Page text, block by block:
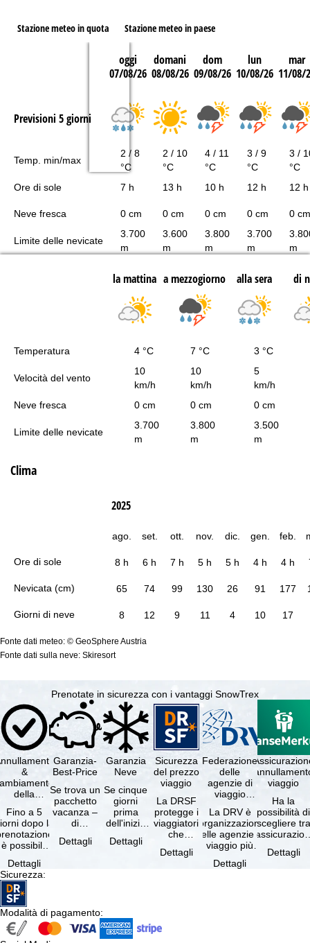
Stazione meteo in quota Stazione meteo in paese
oggi
07/08/26
domani
08/08/26
dom
09/08/26
lun
10/08/26
mar
11/08/
Previsioni 5 giorni
Temp. min/max
2 / 8
°C
2 / 10
°C
4 / 11
°C
3 / 9
°C
3 /
°C
Ore di sole
7 h 13 h 10 h 12 h 12 h
Neve fresca 0 cm 0 cm 0 cm 0 cm 0 cm
Limite delle nevicate
3.700
m
3.600
m
3.800
m
3.700
m
m
la mattina a mezzogiorno alla sera di
Temperatura 4 °C 7 °C 3 °C
Velocità del vento
10
km/h
10
km/h
5
km/h
Neve fresca
0 cm 0 cm 0 cm
Limite delle nevicate
3.700
m
3.800
m
3.500
m
Clima
Ore di sole
Nevicata (cm)
Giorni di neve
2025
ago. set. ott. nov. dic. gen. feb.
8 h 6 h 7 h 5 h 5 h 4 h 4 h
65 74 99 130 26 91 177
8 12 9 11 4 10 17
Fonte dati meteo: © GeoSphere Austria
Fonte dati sulla neve: Skiresort
Prenotate in sicurezza con i vantaggi SnowTrex
&
della
gratuiti
Fino a 5
dopo la
è possibile
il …
Dettagli
Garanzia-
Best-Price
Se trova un
pacchetto
vacanza –
di
e servizi
Dettagli
Garanzia
Neve
Se cinque
giorni
prima
dell'inizio
soggiorno
Dettagli
Sicurezza
del prezzo
viaggio
La DRSF
protegge i
viaggiatori
che
un
Dettagli
Federazione
delle
agenzie di
viaggio
La DRV è
l'organizzazione
delle agenzie di
viaggio più
Germania.
Dettagli
viaggio
Ha la
possibilità di
scegliere tra
viaggio
Dettagli
Sicurezza:
Modalità di pagamento: